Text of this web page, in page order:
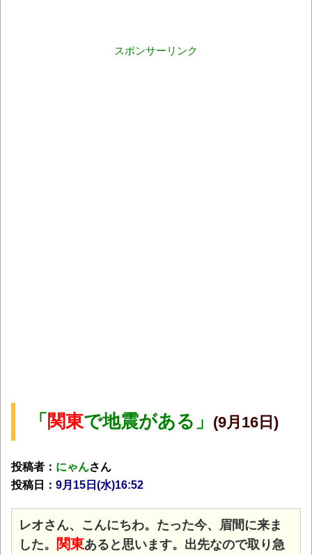
スポンサーリンク
「 関東で地震がある」 (9月16日)
投稿者： にゃんさん
投稿日： 9月15日(水)16:52
レオさん、こんにちわ。たった今、眉間に来ま
した。
関東あると思います。出先なので取り急